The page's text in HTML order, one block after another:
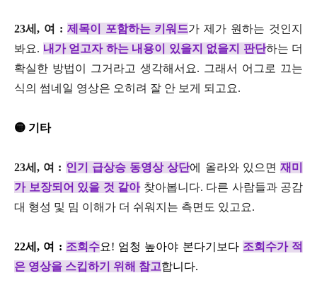
23세, 여 : 제목이 포함하는 키워드가 제가 원하는 것인지
봐요. 내가 얻고자 하는 내용이 있을지 없을지 판단하는 더
확실한 방법이 그거라고 생각해서요. 그래서 어그로 끄는
식의 썸네일 영상은 오히려 잘 안 보게 되고요.
🟡 기타
23세, 여 : 인기 급상승 동영상 상단에 올라와 있으면재미
가 보장되어 있을 것 같아찾아봅니다. 다른 사람들과 공감
대 형성 및 밈 이해가 더 쉬워지는 측면도 있고요.
22세, 여 : 조회수요! 엄청 높아야 본다기보다 조회수가 적
은 영상을 스킵하기 위해 참고합니다.